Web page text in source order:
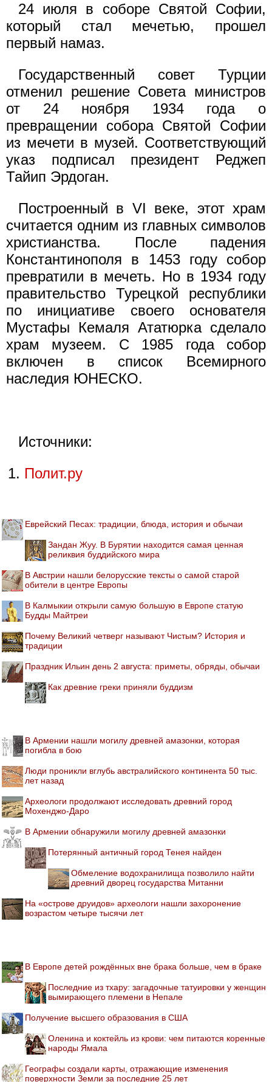
24 июля в соборе Святой Софии,
который стал мечетью, прошел
первый намаз.
Государственный совет Турции
отменил решение Совета министров
от 24 ноября 1934 года о
превращении собора Святой Софии
из мечети в музей. Соответствующий
указ подписал президент Реджеп
Тайип Эрдоган.
Построенный в VI веке, этот храм
считается одним из главных символов
христианства. После падения
Константинополя в 1453 году собор
превратили в мечеть. Но в 1934 году
правительство Турецкой республики
по инициативе своего основателя
Мустафы Кемаля Ататюрка сделало
храм музеем. С 1985 года собор
включен в список Всемирного
наследия ЮНЕСКО.
Источники:
Полит.ру
Еврейский Песах: традиции, блюда, история и обычаи
Зандан Жуу. В Бурятии находится самая ценная
реликвия буддийского мира
В Австрии нашли белорусские тексты о самой старой
обители в центре Европы
В Калмыкии открыли самую большую в Европе статую
Будды Майтреи
Почему Великий четверг называют Чистым? История и
традиции
Праздник Ильин день 2 августа: приметы, обряды, обычаи
Как древние греки приняли буддизм
В Армении нашли могилу древней амазонки, которая
погибла в бою
Люди проникли вглубь австралийского континента 50 тыс.
лет назад
Археологи продолжают исследовать древний город
Мохенджо-Даро
В Армении обнаружили могилу древней амазонки
Потерянный античный город Тенея найден
Обмеление водохранилища позволило найти
древний дворец государства Митанни
На «острове друидов» археологи нашли захоронение
возрастом четыре тысячи лет
В Европе детей рождённых вне брака больше, чем в браке
Последние из тхару: загадочные татуировки у женщин
вымирающего племени в Непале
Получение высшего образования в США
Оленина и коктейль из крови: чем питаются коренные
народы Ямала
Географы создали карты, отражающие изменения
поверхности Земли за последние 25 лет